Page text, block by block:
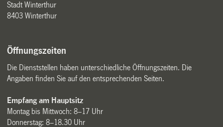
Stadt Winterthur
8403 Winterthur
Öffnungszeiten
Die Dienststellen haben unterschiedliche Öffnungszeiten. Die
Angaben finden Sie auf den entsprechenden Seiten.
Empfang am Hauptsitz
Montag bis Mittwoch: 8–17 Uhr
Donnerstag: 8–18.30 Uhr